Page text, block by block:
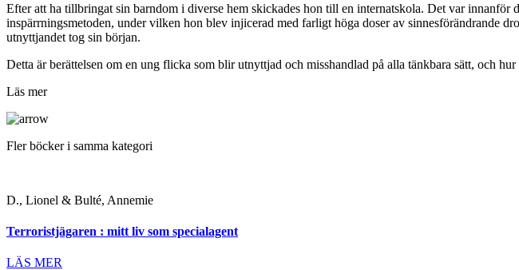
Efter att ha tillbringat sin barndom i diverse hem skickades hon till en internatskola. Det var innanför
inspärrningsmetoden, under vilken hon blev injicerad med farligt höga doser av sinnesförändrande
utnyttjandet tog sin början.
Detta är berättelsen om en ung flicka som blir utnyttjad och misshandlad på alla tänkbara sätt, och
Läs mer
Fler böcker i samma kategori
D., Lionel & Bulté, Annemie
Terroristjägaren : mitt liv som specialagent
LÄS MER